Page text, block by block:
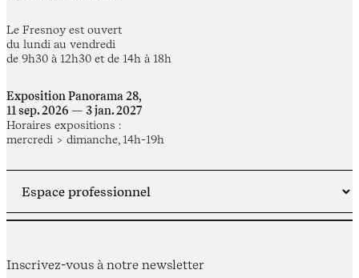
Le Fresnoy est ouvert
du lundi au vendredi
de 9h30 à 12h30 et de 14h à 18h
Exposition Panorama 28,
11 sep. 2026 — 3 jan. 2027
Horaires expositions :
mercredi > dimanche, 14h-19h
Inscrivez-vous à notre newsletter